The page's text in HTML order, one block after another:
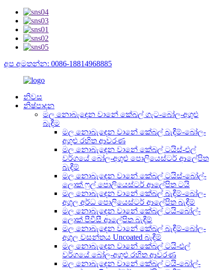
අප අමතන්න: 0086-18814968885
නිවස
නිෂ්පාදන
මල නොබැඳෙන වානේ කේබල් ගැට-බෝල-අගුළු
බැඳීම
මල නොබැඳෙන වානේ කේබල් බැඳීම්-බෝල-
අගුළු රහිත ආවරණ
මල නොබැඳෙන වානේ කේබල් ටයිස්-එල්
වර්ගයේ බෝල-අගුළු පොලියෙස්ටර් ආලේපිත
බැඳීම්
මල නොබැඳෙන වානේ කේබල් ටයිස්-බෝල්-
ලොක් ෆුල් පොලියෙස්ටර් ආලේපිත ටයි
මල නොබැඳෙන වානේ කේබල් බැඳීම්-බෝල-
අගුල අර්ධ පොලියෙස්ටර් ආලේපිත බැඳීම්
මල නොබැඳෙන වානේ කේබල් ටයි-බෝල්-
ලොක් පීවීසී ආලේපිත බැඳීම්
මල නොබැඳෙන වානේ කේබල් බැඳීම්-බෝල-
අගුල වසන්තය Uncoated බැඳීම්
මල නොබැඳෙන වානේ කේබල් ටයි-එල්
වර්ගයේ බෝල-අගුළු රහිත ආවරණ
මල නොබැඳෙන වානේ කේබල් ටයි-බෝල්-